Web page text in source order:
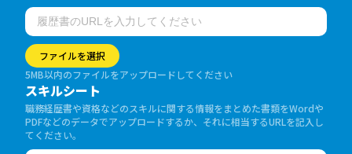
ファイルを選択
5MB以内のファイルをアップロードしてください
スキルシート
職務経歴書や資格などのスキルに関する情報をまとめた書類をWordや
PDFなどのデータでアップロードするか、それに相当するURLを記入し
てください。